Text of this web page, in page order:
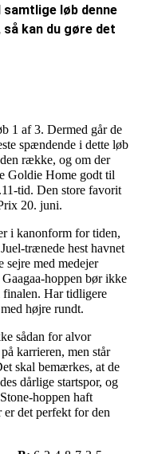
løb denne
kan du gøre det
1 af 3. Dermed går de
spændende i dette løb
række, og om der
Goldie Home godt til
tid. Den store favorit
20. juni.
i kanonform for tiden,
trænede hest havnet
med medejer
hoppen bør ikke
finalen. Har tidligere
højre rundt.
sådan for alvor
karrieren, men står
skal bemærkes, at de
dårlige startspor, og
hoppen haft
det perfekt for den